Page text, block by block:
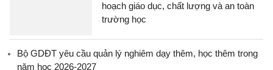
hoạch giáo dục, chất lượng và an toàn
trường học
Bộ GDĐT yêu cầu quản lý nghiêm dạy thêm, học thêm trong
năm học 2026-2027